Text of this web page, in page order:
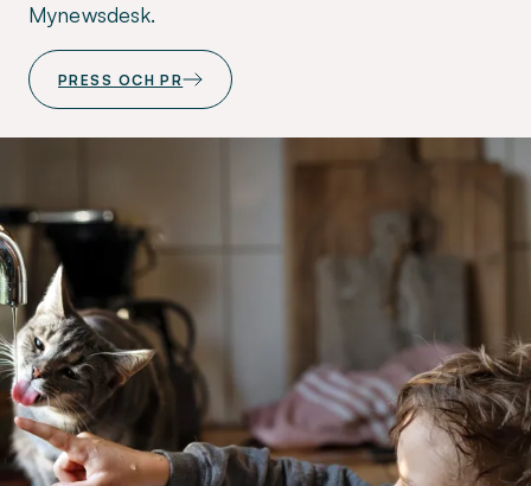
Mynewsdesk.
PRESS OCH PR